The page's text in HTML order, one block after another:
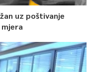
uz poštivanje